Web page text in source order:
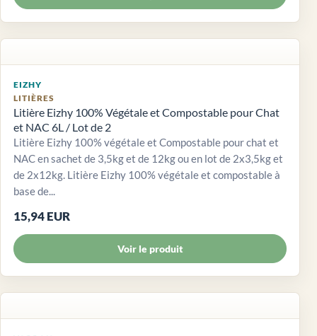
EIZHY
LITIÈRES
Litière Eizhy 100% Végétale et Compostable pour Chat
et NAC 6L / Lot de 2
Litière Eizhy 100% végétale et Compostable pour chat et
NAC en sachet de 3,5kg et de 12kg ou en lot de 2x3,5kg et
de 2x12kg. Litière Eizhy 100% végétale et compostable à
base de...
15,94 EUR
Voir le produit